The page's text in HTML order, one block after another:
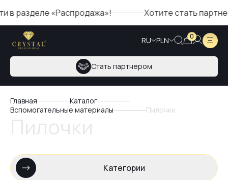
в разделе «Распродажа»! Хотите стать
RU PLN 0
Стать партнером
Главная
Каталог
Вспомогательные материалы
Пилочки
Категории